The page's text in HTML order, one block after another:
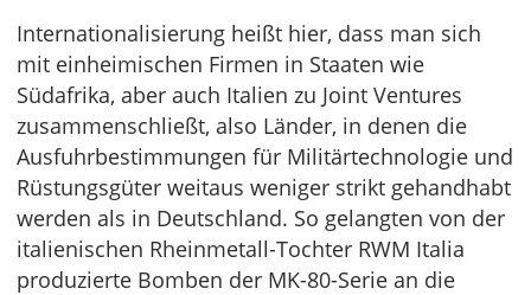
Internationalisierung heißt hier, dass man sich
mit einheimischen Firmen in Staaten wie
Südafrika, aber auch Italien zu Joint Ventures
zusammenschließt, also Länder, in denen die
Ausfuhrbestimmungen für Militärtechnologie und
Rüstungsgüter weitaus weniger strikt gehandhabt
werden als in Deutschland. So gelangten von der
italienischen Rheinmetall-Tochter RWM Italia
produzierte Bomben der MK-80-Serie an die